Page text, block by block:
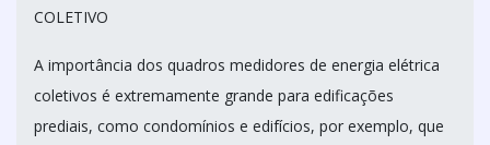
COLETIVO
A importância dos quadros medidores de energia elétrica
coletivos é extremamente grande para edificações
prediais, como condomínios e edifícios, por exemplo, que